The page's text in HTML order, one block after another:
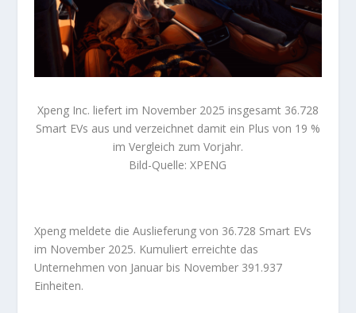
Xpeng Inc. liefert im November 2025 insgesamt 36.728
Smart EVs aus und verzeichnet damit ein Plus von 19 %
im Vergleich zum Vorjahr.
Bild-Quelle: XPENG
Xpeng meldete die Auslieferung von 36.728 Smart EVs
im November 2025. Kumuliert erreichte das
Unternehmen von Januar bis November 391.937
Einheiten.